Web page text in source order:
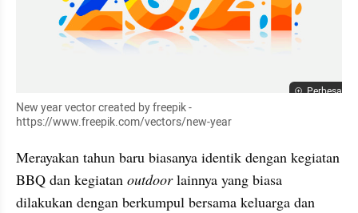
Perbesar
New year vector created by freepik -
https://www.freepik.com/vectors/new-year
Merayakan tahun baru biasanya identik dengan kegiatan
BBQ dan kegiatan outdoor lainnya yang biasa
dilakukan dengan berkumpul bersama keluarga dan